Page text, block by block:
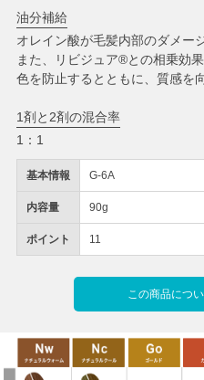
基本情報 G-6A
内容量 90g
ポイント 11
この商品につ
油分補給
オレイン酸が毛髪内部のダメー
また、リビジュア®との相乗効
色を防止するとともに、質感を
1剤と2剤の混合率
1：1